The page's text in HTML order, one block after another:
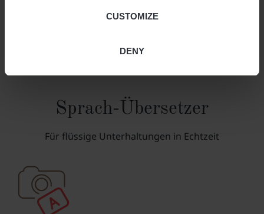
CUSTOMIZE
DENY
Sprach-Übersetzer
Für flüssige Unterhaltungen in Echtzeit